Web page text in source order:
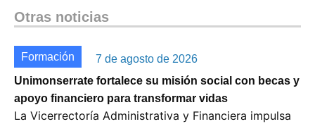
Otras noticias
Formación
7 de agosto de 2026
Unimonserrate fortalece su misión social con becas y
apoyo financiero para transformar vidas
La Vicerrectoría Administrativa y Financiera impulsa